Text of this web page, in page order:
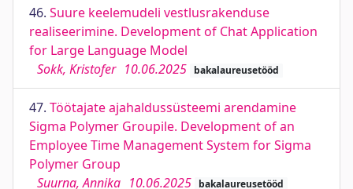
46. Suure keelemudeli vestlusrakenduse
realiseerimine. Development of Chat Application
for Large Language Model
Sokk, Kristofer 10.06.2025 bakalaureusetööd
47. Töötajate ajahaldussüsteemi arendamine
Sigma Polymer Groupile. Development of an
Employee Time Management System for Sigma
Polymer Group
Suurna, Annika 10.06.2025 bakalaureusetööd